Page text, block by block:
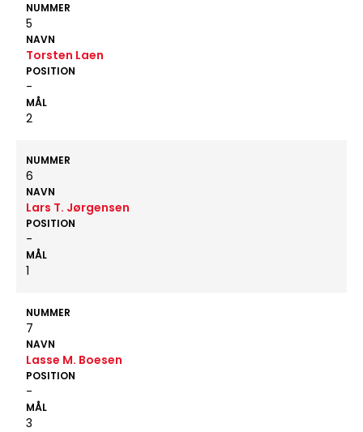
NUMMER
5
NAVN
Torsten Laen
POSITION
-
MÅL
2
NUMMER
6
NAVN
Lars T. Jørgensen
POSITION
-
MÅL
1
NUMMER
7
NAVN
Lasse M. Boesen
POSITION
-
MÅL
3